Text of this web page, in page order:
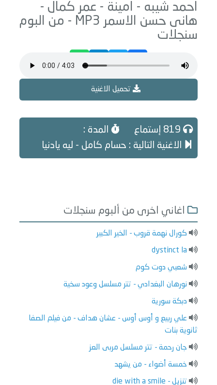
احمد شيبه - امينة - عمر كمال -
هانى حسن الاسمر
سنجلات
تحميل الاغنية
المدة :
الاغنية التالية : حسام كامل - ليه يادنيا
اغاني اخرى من ألبوم سنجلات
كورال نهمة قروب - الخير الكبير
dystinct la
شعبي دوت كوم
نورهان البغدادي - تتر مسلسل وعود سخية
دبكة سورية
علي ربيع و أوس أوس - عشان هداف - من فيلم الصفا
ثانوية بنات
جان رحمة - تتر مسلسل مربى العز
خمسة أضواء - من يشهد
تنزيل - die with a smile